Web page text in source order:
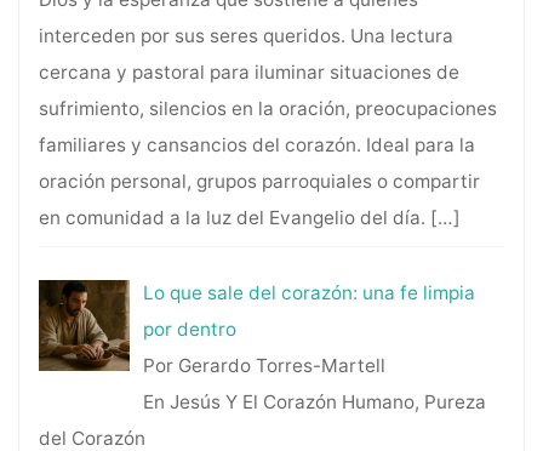
interceden por sus seres queridos. Una lectura
cercana y pastoral para iluminar situaciones de
sufrimiento, silencios en la oración, preocupaciones
familiares y cansancios del corazón. Ideal para la
oración personal, grupos parroquiales o compartir
en comunidad a la luz del Evangelio del día. […]
Lo que sale del corazón: una fe limpia
por dentro
Por Gerardo Torres-Martell
En Jesús Y El Corazón Humano, Pureza
del Corazón